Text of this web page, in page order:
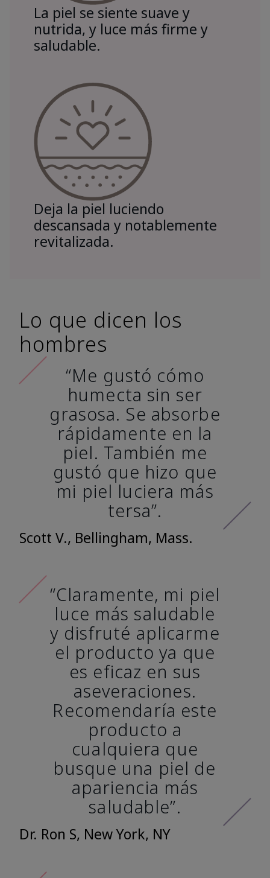
La piel se siente suave y
nutrida, y luce más firme y
saludable.
Deja la piel luciendo
descansada y notablemente
revitalizada.
Lo que dicen los
hombres
“Me gustó cómo
humecta sin ser
grasosa. Se absorbe
rápidamente en la
piel. También me
gustó que hizo que
mi piel luciera más
tersa”.
Scott V., Bellingham, Mass.
“Claramente, mi piel
luce más saludable
y disfruté aplicarme
el producto ya que
es eficaz en sus
aseveraciones.
Recomendaría este
producto a
cualquiera que
busque una piel de
apariencia más
saludable”.
Dr. Ron S, New York, NY